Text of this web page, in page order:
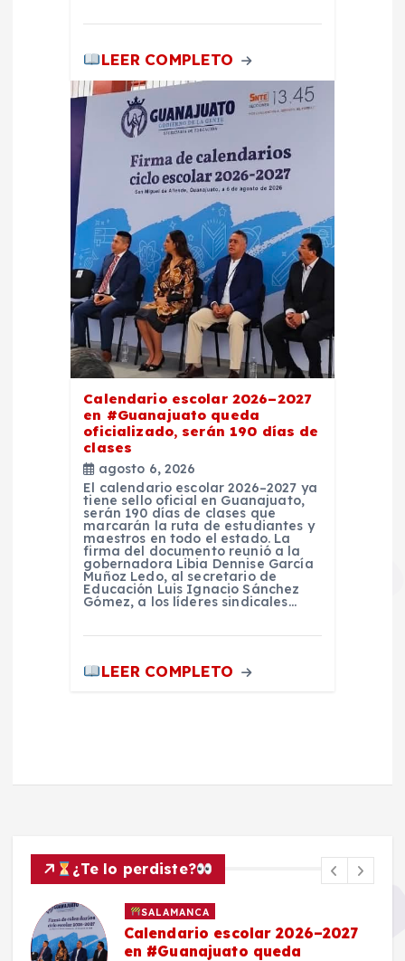
LEER COMPLETO
Calendario escolar 2026–2027
en #Guanajuato queda
oficializado, serán 190 días de
clases
agosto 6, 2026
El calendario escolar 2026–2027 ya
tiene sello oficial en Guanajuato,
serán 190 días de clases que
marcarán la ruta de estudiantes y
maestros en todo el estado. La
firma del documento reunió a la
gobernadora Libia Dennise García
Muñoz Ledo, al secretario de
Educación Luis Ignacio Sánchez
Gómez, a los líderes sindicales…
LEER COMPLETO
¿Te lo perdiste?
SALAMANCA
Calendario escolar 2026–2027
en #Guanajuato queda